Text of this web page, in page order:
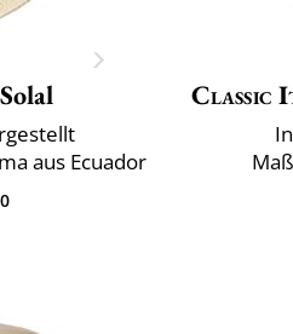
Solal
aus Ecuador
Classic